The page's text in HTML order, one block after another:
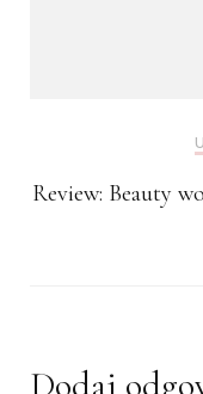
Review: Beauty
Dodaj